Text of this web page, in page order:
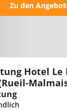
Zu den
Hotel Le